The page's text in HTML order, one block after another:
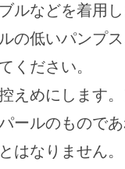
ルなどを着用し
の低いパンプ
ください。
えめにします
ールのもので
はなりません。